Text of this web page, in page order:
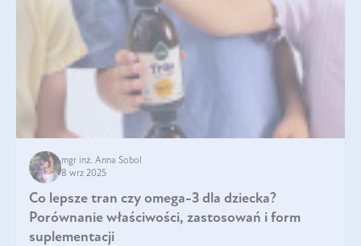
mgr inż. Anna Sobol
8 wrz 2025
Co lepsze tran czy omega-3 dla dziecka?
Porównanie właściwości, zastosowań i form
suplementacji